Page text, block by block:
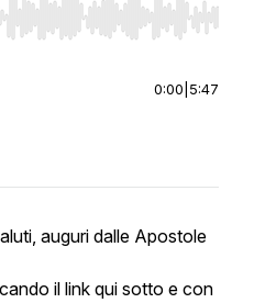
to seek, Home/End to jump to
0:00 5:47
auguri dalle Apostole
il link qui sotto e con